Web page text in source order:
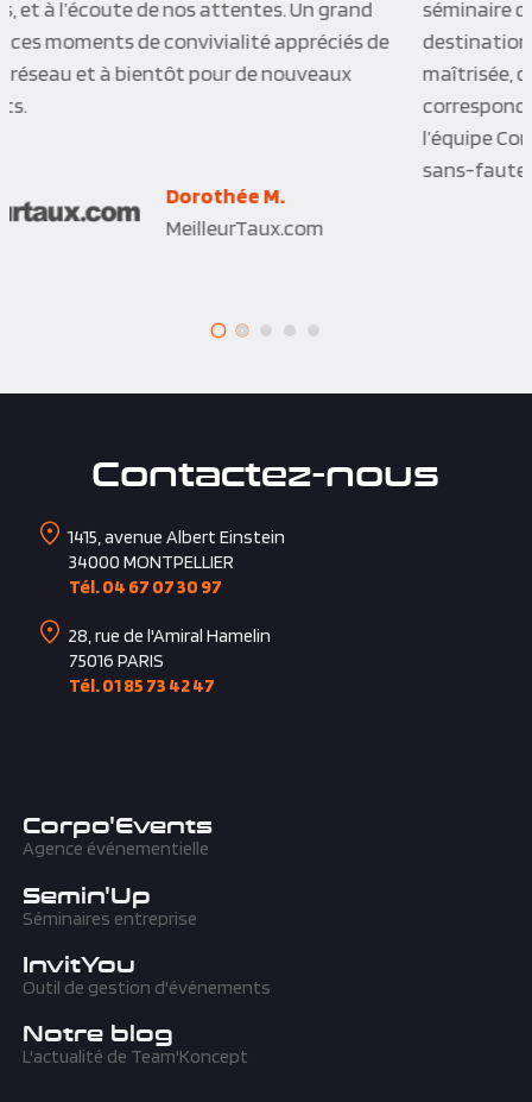
séminaire d’Automne. Tozeur, Séville que des
destinations magnifiques ! Une organisation
maîtrisée, des activités agréables un choix d’hôtels
correspondant parfaitement à notre besoin. Enfin
l’équipe Corpo’Event, quoi dire ? C’est parfait …. Un
Contactez-nous
1415, avenue Albert Einstein
Tél. 04 67 07 30 97
28, rue de l'Amiral Hamelin
Agence événementielle
Séminaires entreprise
Outil de gestion d'événements